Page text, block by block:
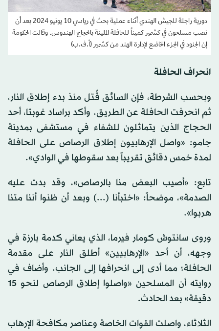
دورية راجلة للجيش الهندي أثناء عملية بحث في رياسي 10 يونيو 2024 بعد أن
نصب مسلحون في كشمير كميناً للحافلة المليئة بالحجاج الهندوس. وقالت الحكومة
إن الجنود في الجزء الخاضع لإدارة الهند من كشمير (أ.ف.ب)
انحراف الحافلة
وبحسب الشرطة، فإن السائق قُتل منذ بدء إطلاق النار،
ثم انحرفت الحافلة عن الطريق. وأكد براساد غوبتا، أحد
الحجاج الذين يتماثلون للشفاء في مستشفى بمدينة
جامو: «واصل الإرهابيون إطلاق الرصاص على الحافلة
لمدة خمس دقائق تقريباً بعد سقوطها في الوادي».
تابع: «أصيب البعض منا بالرصاص»، وقد بدت عليه
الصدمة»، موضحاً: «اختبأنا (...) وبعد أن ظنوا أننا متنا
هربوا».
وروى سانتوش كومار فيرما، الذي يعاني كدمة بارزة في
وجهه، أن أحد «الإرهابيين» أطلق النار على مقدمة
الحافلة؛ مما أدى إلى انحرافها إلى الجانب. وأضاف في
روايته أن المسلحين «واصلوا إطلاق الرصاص لنحو 15
دقيقة» بعد الحادث.
الثلاثاء، واصلت القوات الخاصة وعناصر مكافحة الإرهاب